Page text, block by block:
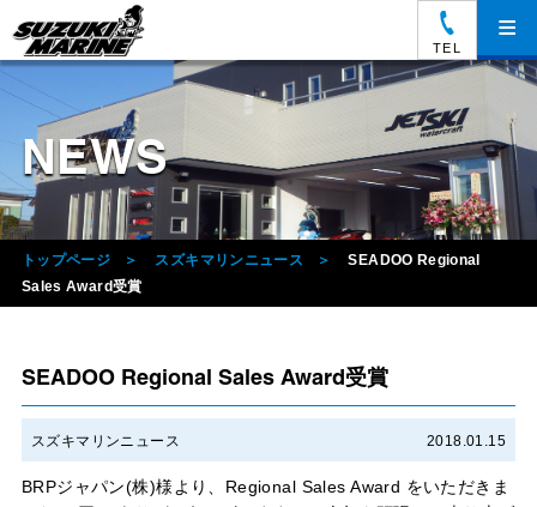
TEL
≡
NEWS
トップページ スズキマリンニュース
SEADOO Regional
Sales Award受賞
SEADOO Regional Sales Award受賞
スズキマリンニュース 2018.01.15
BRPジャパン(株)様より、Regional Sales Award をいただきま